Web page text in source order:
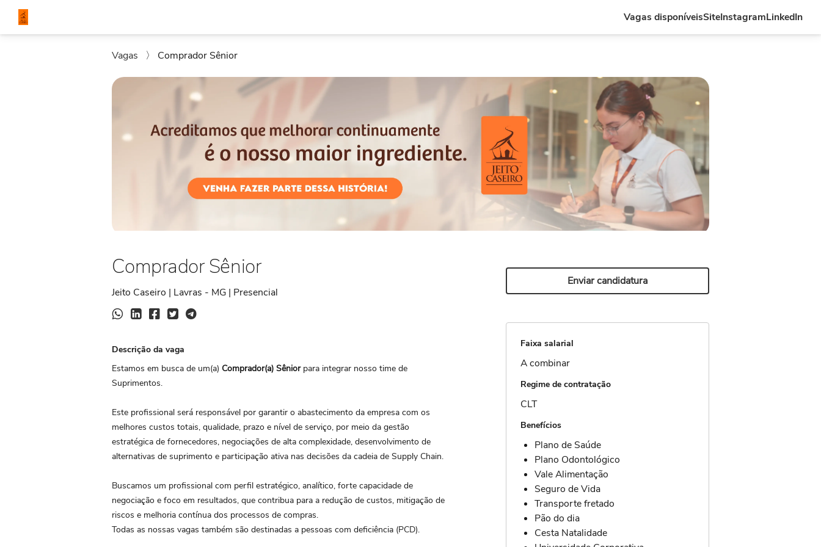
Vagas disponíveisSiteInstagramLinkedIn
Vagas 〉 Comprador Sênior
Comprador Sênior
Jeito Caseiro | Lavras - MG | Presencial
Descrição da vaga
Estamos em busca de um(a) Comprador(a) Sêniorpara integrar nosso time de
Suprimentos.
Este profissional será responsável por garantir o abastecimento da empresa com os
melhores custos totais, qualidade, prazo e nível de serviço, por meio da gestão
estratégica de fornecedores, negociações de alta complexidade, desenvolvimento de
alternativas de suprimento e participação ativa nas decisões da cadeia de Supply Chain.
Buscamos um profissional com perfil estratégico, analítico, forte capacidade de
negociação e foco em resultados, que contribua para a redução de custos, mitigação de
riscos e melhoria contínua dos processos de compras.
Todas as nossas vagas também são destinadas a pessoas com deficiência (PCD).
Enviar candidatura
Faixa salarial
A combinar
Regime de contratação
CLT
Benefícios
Plano de Saúde
Plano Odontológico
Vale Alimentação
Seguro de Vida
Transporte fretado
Pão do dia
Cesta Natalidade